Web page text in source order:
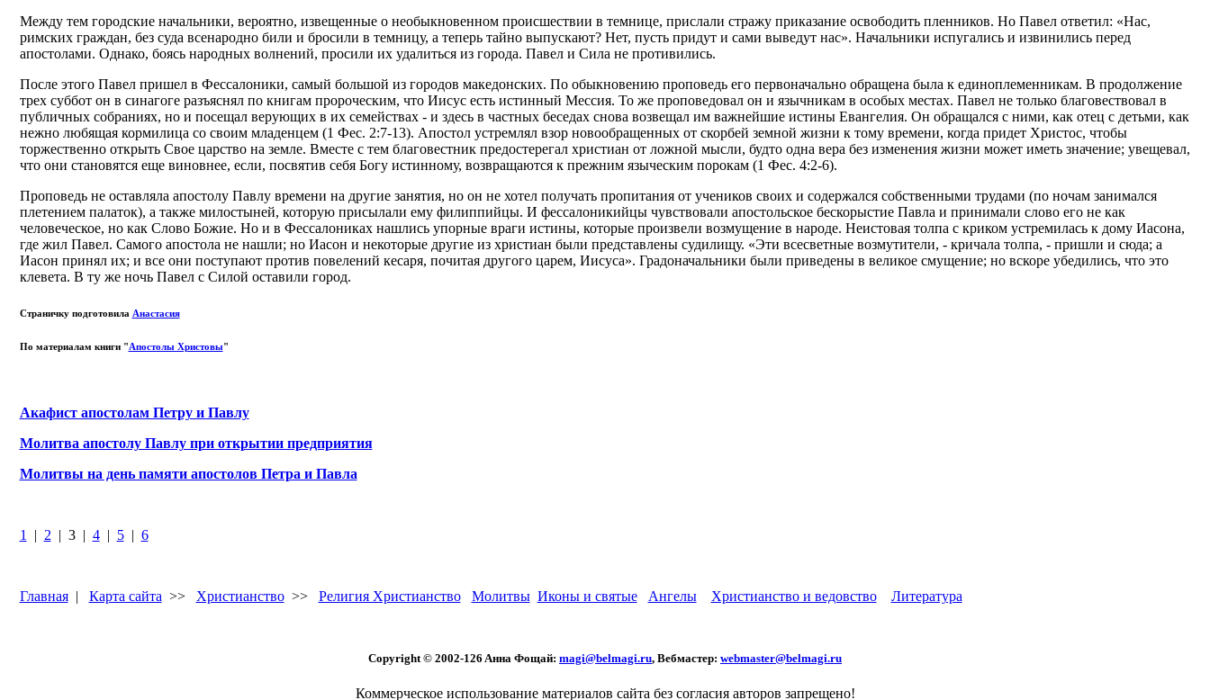
Между тем городские начальники, вероятно, извещенные о необыкновенном происшествии в темнице, прислали стражу приказание освободить пленников. Но Павел ответил: «Нас,
римских граждан, без суда всенародно били и бросили в темницу, а теперь тайно выпускают? Нет, пусть придут и сами выведут нас». Начальники испугались и извинились перед
апостолами. Однако, боясь народных волнений, просили их удалиться из города. Павел и Сила не противились.
После этого Павел пришел в Фессалоники, самый большой из городов македонских. По обыкновению проповедь его первоначально обращена была к единоплеменникам. В продолжение
трех суббот он в синагоге разъяснял по книгам пророческим, что Иисус есть истинный Мессия. То же проповедовал он и язычникам в особых местах. Павел не только благовествовал в
публичных собраниях, но и посещал верующих в их семействах - и здесь в частных беседах снова возвещал им важнейшие истины Евангелия. Он обращался с ними, как отец с детьми, как
нежно любящая кормилица со своим младенцем (1 Фес. 2:7-13). Апостол устремлял взор новообращенных от скорбей земной жизни к тому времени, когда придет Христос, чтобы
торжественно открыть Свое царство на земле. Вместе с тем благовестник предостерегал христиан от ложной мысли, будто одна вера без изменения жизни может иметь значение; увещевал,
что они становятся еще виновнее, если, посвятив себя Богу истинному, возвращаются к прежним языческим порокам (1 Фес. 4:2-6).
Проповедь не оставляла апостолу Павлу времени на другие занятия, но он не хотел получать пропитания от учеников своих и содержался собственными трудами (по ночам занимался
плетением палаток), а также милостыней, которую присылали ему филиппийцы. И фессалоникийцы чувствовали апостольское бескорыстие Павла и принимали слово его не как
человеческое, но как Слово Божие. Но и в Фессалониках нашлись упорные враги истины, которые произвели возмущение в народе. Неистовая толпа с криком устремилась к дому Иасона,
где жил Павел. Самого апостола не нашли; но Иасон и некоторые другие из христиан были представлены судилищу. «Эти всесветные возмутители, - кричала толпа, - пришли и сюда; а
Иасон принял их; и все они поступают против повелений кесаря, почитая другого царем, Иисуса». Градоначальники были приведены в великое смущение; но вскоре убедились, что это
клевета. В ту же ночь Павел с Силой оставили город.
Страничку подготовила Анастасия
По материалам книги "Апостолы Христовы"
Акафист апостолам Петру и Павлу
Молитва апостолу Павлу при открытии предприятия
Молитвы на день памяти апостолов Петра и Павла
1 | 2 | 3 | 4| 5| 6
Главная| Карта сайта >> Христианство>> Религия Христианство Молитвы Иконы и святые Ангелы Христианство и ведовство Литература
Copyright © 2002-126 Aннa Фoщaй: magi@belmagi.ru, Вебмастер: webmaster@belmagi.ru
Коммерческое использование материалов сайта без согласия авторов запрещено!